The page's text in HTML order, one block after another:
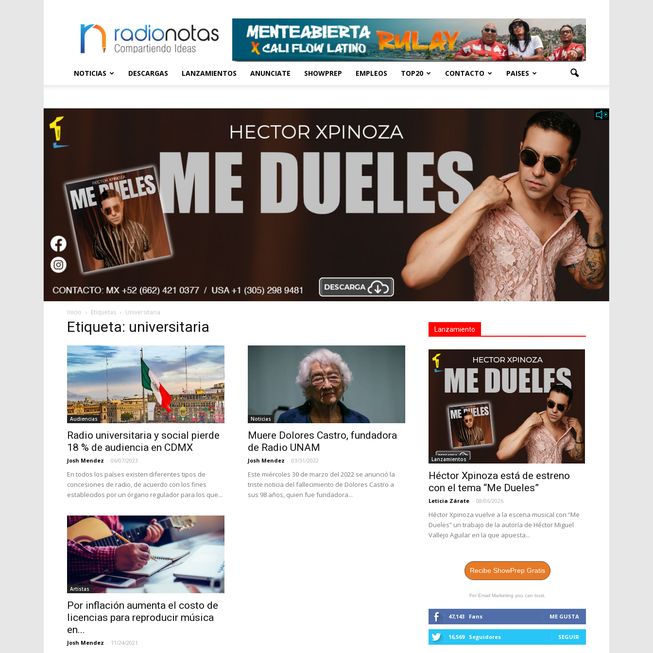
NOTICIAS DESCARGAS LANZAMIENTOS ANUNCIATE SHOWPREP EMPLEOS TOP20 CONTACTO PAISES
Inicio Etiquetas Universitaria
Etiqueta: universitaria
Audiencias
Radio universitaria y social pierde
18 % de audiencia en CDMX
Josh Mendez - 06/07/2023
En todos los países existen diferentes tipos de
concesiones de radio, de acuerdo con los fines
establecidos por un órgano regulador para los que...
Noticias
Muere Dolores Castro, fundadora
de Radio UNAM
Josh Mendez - 03/31/2022
Este miércoles 30 de marzo del 2022 se anunció la
triste noticia del fallecimiento de Dolores Castro a
sus 98 años, quien fue fundadora...
Artistas
Por inflación aumenta el costo de
licencias para reproducir música
en...
Josh Mendez - 11/24/2021
Lanzamiento
Lanzamientos
Héctor Xpinoza está de estreno
con el tema “Me Dueles”
Leticia Zárate - 08/06/2026
Héctor Xpinoza vuelve a la escena musical con “Me
Dueles” un trabajo de la autoría de Héctor Miguel
Vallejo Aguilar en la que apuesta...
Recibe ShowPrep Gratis
For Email Marketing you can trust.
47,143 Fans ME GUSTA
16,569 Seguidores SEGUIR